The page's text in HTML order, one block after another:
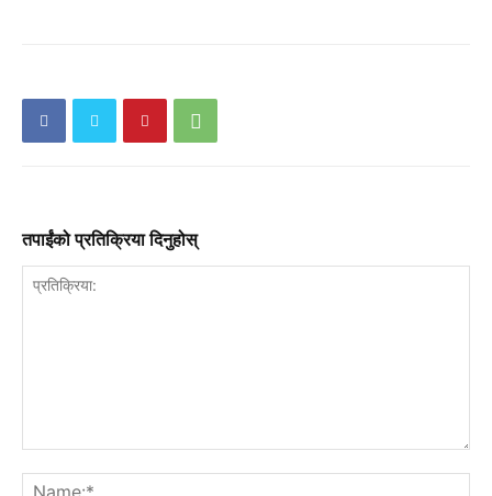
तपाईंको प्रतिक्रिया दिनुहोस्